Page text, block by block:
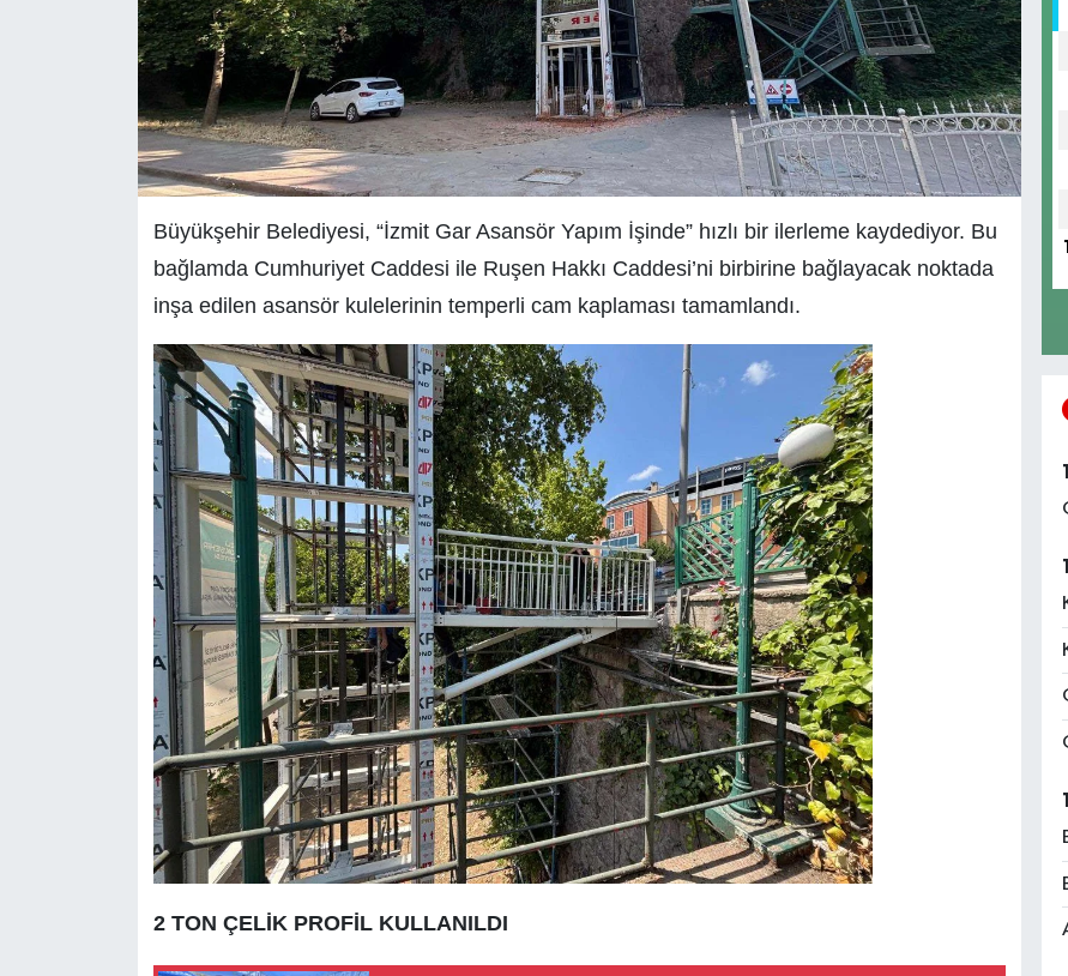
Büyükşehir Belediyesi, “İzmit Gar Asansör Yapım İşinde” hızlı bir ilerleme kaydediyor. Bu
bağlamda Cumhuriyet Caddesi ile Ruşen Hakkı Caddesi’ni birbirine bağlayacak noktada
inşa edilen asansör kulelerinin temperli cam kaplaması tamamlandı.
2 TON ÇELİK PROFİL KULLANILDI